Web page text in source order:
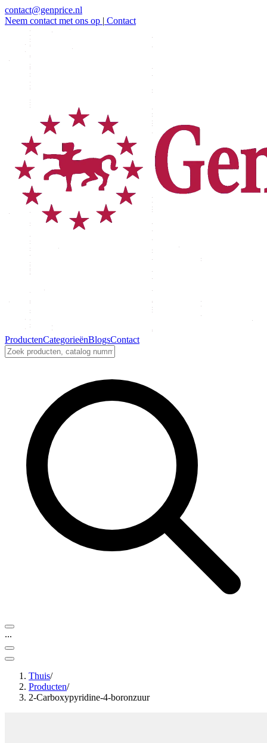
contact@genprice.nl
Neem contact met ons op | Contact
ProductenCategorieënBlogsContact
...
Thuis/
Producten/
2-Carboxypyridine-4-boronzuur